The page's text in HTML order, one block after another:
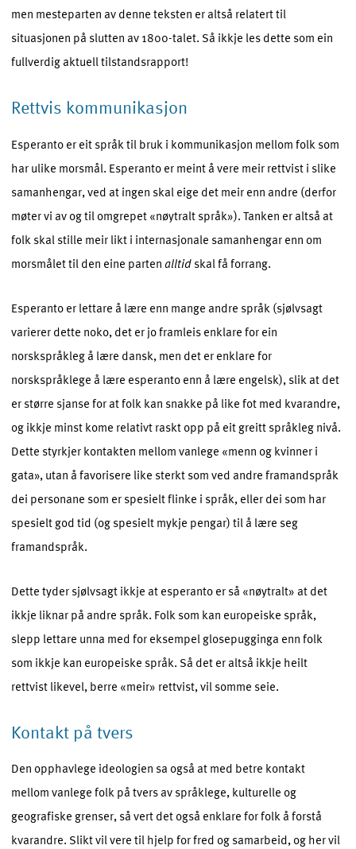
men mesteparten av denne teksten er altså relatert til
situasjonen på slutten av 1800-talet. Så ikkje les dette som ein
fullverdig aktuell tilstandsrapport!
Rettvis kommunikasjon
Esperanto er eit språk til bruk i kommunikasjon mellom folk som
har ulike morsmål. Esperanto er meint å vere meir rettvist i slike
samanhengar, ved at ingen skal eige det meir enn andre (derfor
møter vi av og til omgrepet «nøytralt språk»). Tanken er altså at
folk skal stille meir likt i internasjonale samanhengar enn om
morsmålet til den eine partenalltidskal få forrang.
Esperanto er lettare å lære enn mange andre språk (sjølvsagt
varierer dette noko, det er jo framleis enklare for ein
norskspråkleg å lære dansk, men det er enklare for
norskspråklege å lære esperanto enn å lære engelsk), slik at det
er større sjanse for at folk kan snakke på like fot med kvarandre,
og ikkje minst kome relativt raskt opp på eit greitt språkleg nivå.
Dette styrkjer kontakten mellom vanlege «menn og kvinner i
gata», utan å favorisere like sterkt som ved andre framandspråk
dei personane som er spesielt flinke i språk, eller dei som har
spesielt god tid (og spesielt mykje pengar) til å lære seg
framandspråk.
Dette tyder sjølvsagt ikkje at esperanto er så «nøytralt» at det
ikkje liknar på andre språk. Folk som kan europeiske språk,
slepp lettare unna med for eksempel glosepugginga enn folk
som ikkje kan europeiske språk. Så det er altså ikkje heilt
rettvist likevel, berre «meir» rettvist, vil somme seie.
Kontakt på tvers
Den opphavlege ideologien sa også at med betre kontakt
mellom vanlege folk på tvers av språklege, kulturelle og
geografiske grenser, så vert det også enklare for folk å forstå
kvarandre. Slikt vil vere til hjelp for fred og samarbeid, og her vil